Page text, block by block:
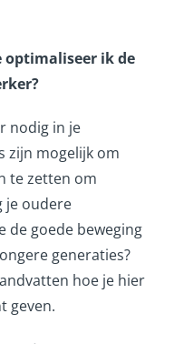
optimaliseer ik de
nodig in je
zijn mogelijk om
te zetten om
je oudere
de goede beweging
generaties?
hoe je hier
geven.